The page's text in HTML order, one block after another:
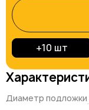
+10 шт
Диаметр подложки